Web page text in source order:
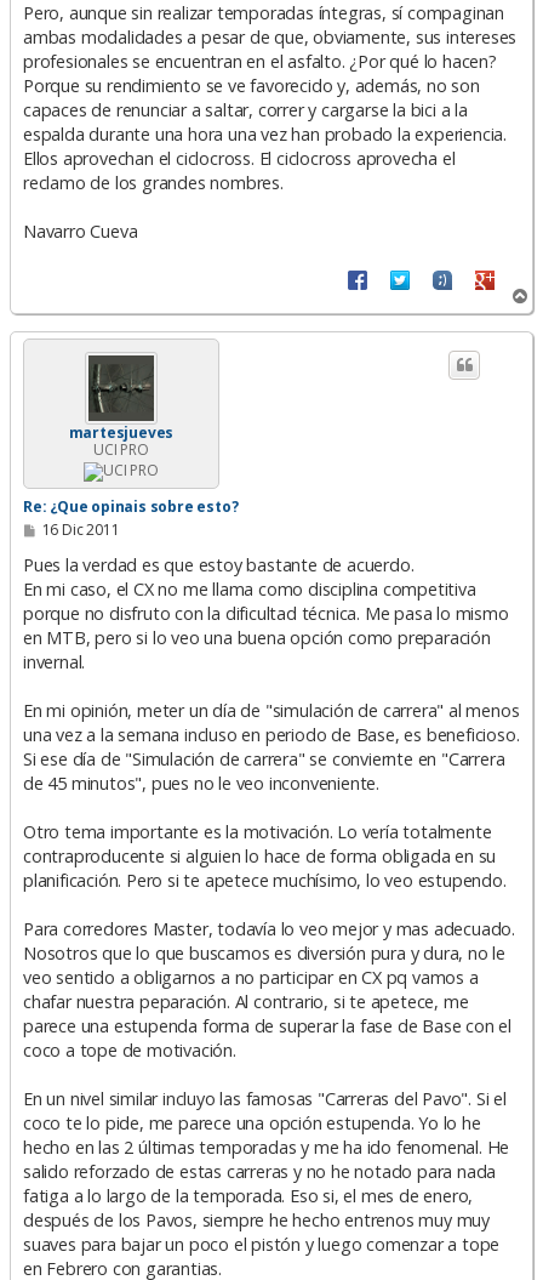
Pero, aunque sin realizar temporadas íntegras, sí compaginan
ambas modalidades a pesar de que, obviamente, sus intereses
profesionales se encuentran en el asfalto. ¿Por qué lo hacen?
Porque su rendimiento se ve favorecido y, además, no son
capaces de renunciar a saltar, correr y cargarse la bici a la
espalda durante una hora una vez han probado la experiencia.
Ellos aprovechan el ciclocross. El ciclocross aprovecha el
reclamo de los grandes nombres.
Navarro Cueva
r
r
martesjueves
UCI PRO
Re: ¿Que opinais sobre esto?
M
n
a
j
e
16 Dic 2011
Pues la verdad es que estoy bastante de acuerdo.
En mi caso, el CX no me llama como disciplina competitiva
porque no disfruto con la dificultad técnica. Me pasa lo mismo
en MTB, pero si lo veo una buena opción como preparación
invernal.
En mi opinión, meter un día de "simulación de carrera" al menos
una vez a la semana incluso en periodo de Base, es beneficioso.
Si ese día de "Simulación de carrera" se conviernte en "Carrera
de 45 minutos", pues no le veo inconveniente.
Otro tema importante es la motivación. Lo vería totalmente
contraproducente si alguien lo hace de forma obligada en su
planificación. Pero si te apetece muchísimo, lo veo estupendo.
Para corredores Master, todavía lo veo mejor y mas adecuado.
Nosotros que lo que buscamos es diversión pura y dura, no le
veo sentido a obligarnos a no participar en CX pq vamos a
chafar nuestra peparación. Al contrario, si te apetece, me
parece una estupenda forma de superar la fase de Base con el
coco a tope de motivación.
En un nivel similar incluyo las famosas "Carreras del Pavo". Si el
coco te lo pide, me parece una opción estupenda. Yo lo he
hecho en las 2 últimas temporadas y me ha ido fenomenal. He
salido reforzado de estas carreras y no he notado para nada
fatiga a lo largo de la temporada. Eso si, el mes de enero,
después de los Pavos, siempre he hecho entrenos muy muy
suaves para bajar un poco el pistón y luego comenzar a tope
en Febrero con garantias.